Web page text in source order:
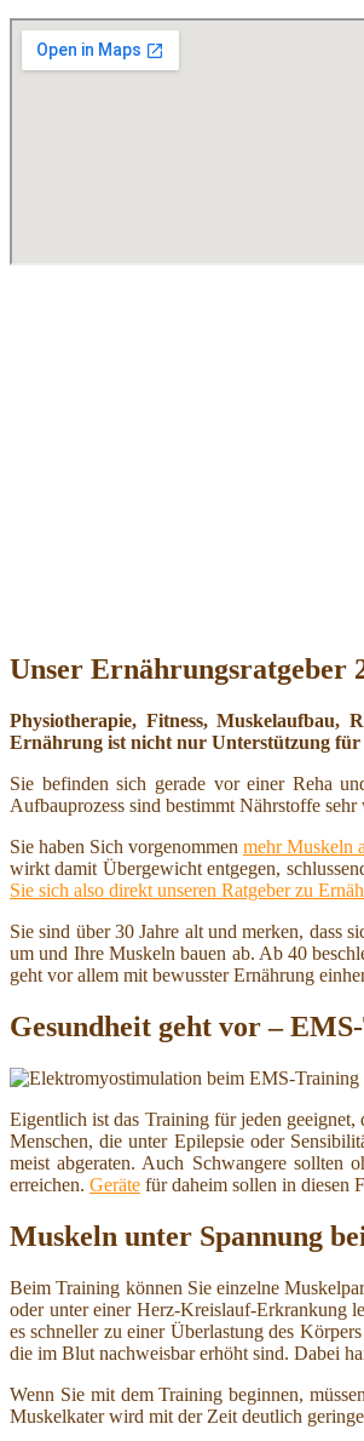
Unser Ernährungsratgeber
Physiotherapie, Fitness,
Ernährung ist nicht nur Unterstützung für
Sie befinden sich gerade vor einer Reha
Aufbauprozess sind bestimmt Nährstoffe
Sie haben Sich vorgenommen mehr Muskeln
wirkt damit Übergewicht entgegen,
Sie sich also direkt unseren Ratgeber zu
Sie sind über 30 Jahre alt und merken, dass
um und Ihre Muskeln bauen ab. Ab 40
geht vor allem mit bewusster Ernährung
Gesundheit geht vor –
Eigentlich ist das Training für jeden
Menschen, die unter Epilepsie oder
meist abgeraten. Auch Schwangere sollten
erreichen. Geräte für daheim sollen in diesen
Muskeln unter Spannung
Beim Training können Sie einzelne
oder unter einer Herz-Kreislauf-Erkrankung
es schneller zu einer Überlastung des
die im Blut nachweisbar erhöht sind. Dabei
Wenn Sie mit dem Training beginnen,
Muskelkater wird mit der Zeit deutlich